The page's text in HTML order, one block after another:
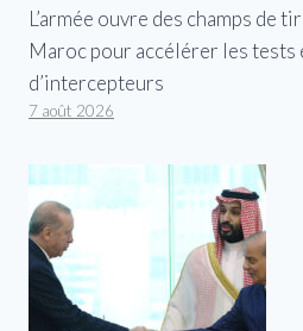
L’armée ouvre des champs de
Maroc pour accélérer les tests
d’intercepteurs
7 août 2026